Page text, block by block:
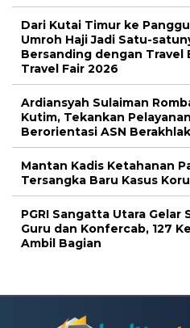
Dari Kutai Timur ke
Umroh Haji Jadi Satu-
Bersanding dengan Travel
Travel Fair 2026
Ardiansyah Sulaiman
Kutim, Tekankan
Berorientasi ASN Berakhlak
Mantan Kadis Ketahanan
Tersangka Baru Kasus
PGRI Sangatta Utara Gelar
Guru dan Konfercab, 127
Ambil Bagian